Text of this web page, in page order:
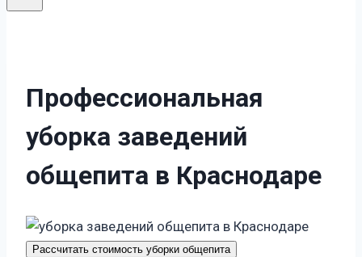
Профессиональная
уборка заведений
общепита в Краснодаре
Рассчитать стоимость уборки общепита